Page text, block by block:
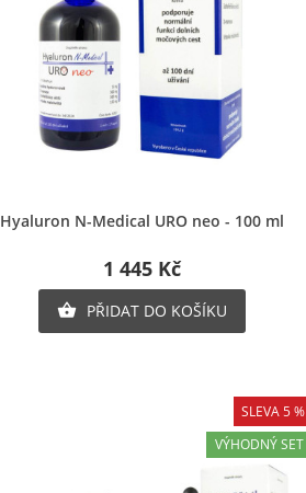
Rychlý náhled
Hyaluron N-Medical URO neo - 100 ml
1 445 Kč
 PŘIDAT DO KOŠÍKU
SLEVA 5 %
VÝHODNÝ SET